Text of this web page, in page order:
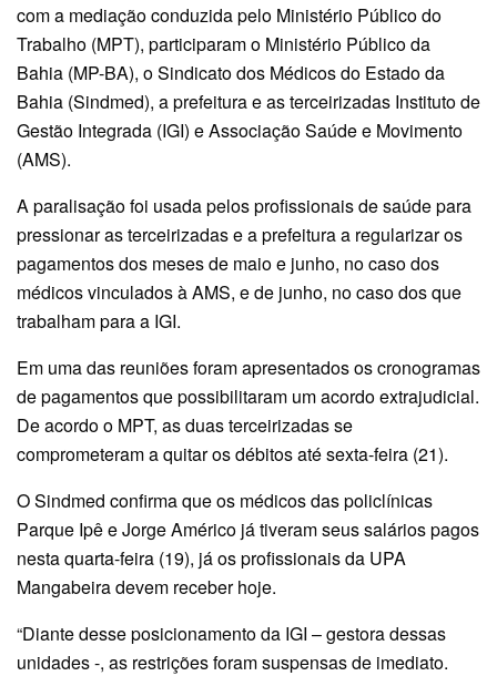
com a mediação conduzida pelo Ministério Público do
Trabalho (MPT), participaram o Ministério Público da
Bahia (MP-BA), o Sindicato dos Médicos do Estado da
Bahia (Sindmed), a prefeitura e as terceirizadas Instituto de
Gestão Integrada (IGI) e Associação Saúde e Movimento
(AMS).
A paralisação foi usada pelos profissionais de saúde para
pressionar as terceirizadas e a prefeitura a regularizar os
pagamentos dos meses de maio e junho, no caso dos
médicos vinculados à AMS, e de junho, no caso dos que
trabalham para a IGI.
Em uma das reuniões foram apresentados os cronogramas
de pagamentos que possibilitaram um acordo extrajudicial.
De acordo o MPT, as duas terceirizadas se
comprometeram a quitar os débitos até sexta-feira (21).
O Sindmed confirma que os médicos das policlínicas
Parque Ipê e Jorge Américo já tiveram seus salários pagos
nesta quarta-feira (19), já os profissionais da UPA
Mangabeira devem receber hoje.
“Diante desse posicionamento da IGI – gestora dessas
unidades -, as restrições foram suspensas de imediato.